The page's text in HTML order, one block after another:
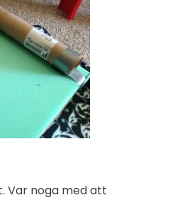
Var noga med att